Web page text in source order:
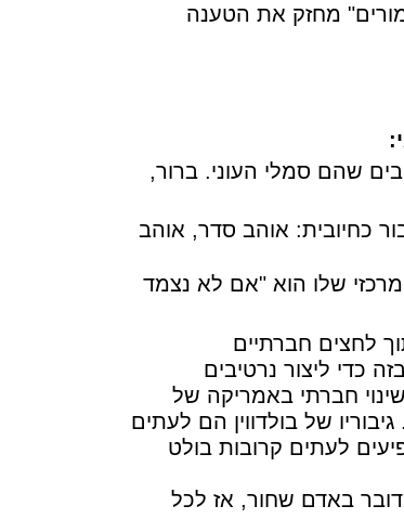
מחזק את הטענה
שהם סמלי העוני. ברור,
כחיובית: אוהב סדר, אוהב
שלו הוא "אם לא נצמד
לחצים חברתיים
כדי ליצור נרטיבים
חברתי באמריקה של
של בולדווין הם לעתים
לעתים קרובות בולט
באדם שחור, אז לכל